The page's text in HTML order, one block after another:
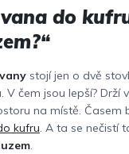
do
stojí jen o dvě
V čem jsou lepší? Drží
na místě. Časem
kufru. A ta se nečistí
.